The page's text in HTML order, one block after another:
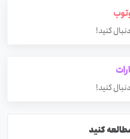
کنید!
کنید!
کنید